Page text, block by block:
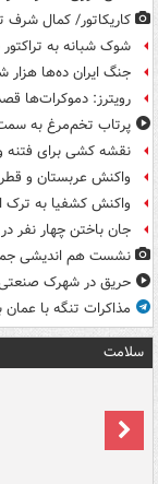
کاریکاتور/ کمال شرف
شوک شبانه به تراکتور
جنگ ایران ده‌ها هزار
رویترز: دموکرات‌ها
پرتاب تخم‌مرغ به
نقشه کشی برای فتنه
واکنش عربستان و قطر
واکنش کشفیا به ترک
جان باختن چهار نفر
نشست هم اندیشی
حریق در شهرک صنعتی
مذاکرات تنگه با عمان
سلامت